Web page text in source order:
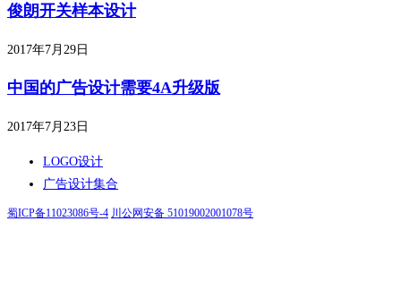
俊朗开关样本设计
2017年7月29日
中国的广告设计需要4A升级版
2017年7月23日
LOGO设计
广告设计集合
蜀ICP备11023086号-4 川公网安备 51019002001078号